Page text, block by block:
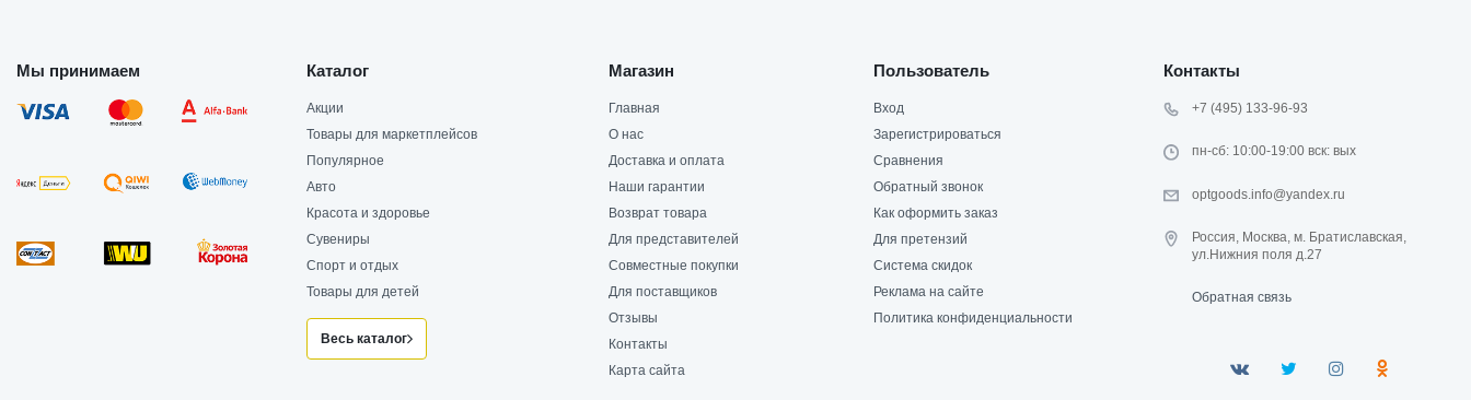
Мы принимаем Каталог
Акции
Товары для маркетплейсов
Популярное
Авто
Красота и здоровье
Сувениры
Спорт и отдых
Товары для детей
Весь каталог
Магазин
Главная
О нас
Доставка и оплата
Наши гарантии
Возврат товара
Для представителей
Совместные покупки
Для поставщиков
Отзывы
Контакты
Карта сайта
Пользователь
Вход
Зарегистрироваться
Сравнения
Обратный звонок
Как оформить заказ
Для претензий
Система скидок
Реклама на сайте
Политика конфиденциальности
Контакты
+7 (495) 133-96-93
пн-сб: 10:00-19:00 вск: вых
optgoods.info@yandex.ru
Россия, Москва, м. Братиславская,
ул.Нижния поля д.27
Обратная связь